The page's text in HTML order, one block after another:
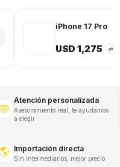
iPhone 17 Pro
USD 1,275 ⇄
💬
Atención personalizada
Asesoramiento real, te ayudamos
a elegir
🌎 Importación directa
Sin intermediarios, mejor precio